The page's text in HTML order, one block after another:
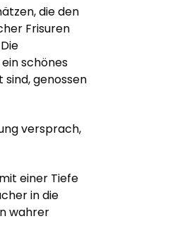
die den
Frisuren
schönes
genossen
versprach,
einer Tiefe
in die
wahrer